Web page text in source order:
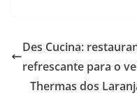
Des Cucina:
refrescante para o
Thermas dos